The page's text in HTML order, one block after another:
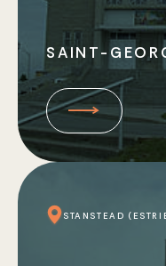
SAINT-
STANSTEAD